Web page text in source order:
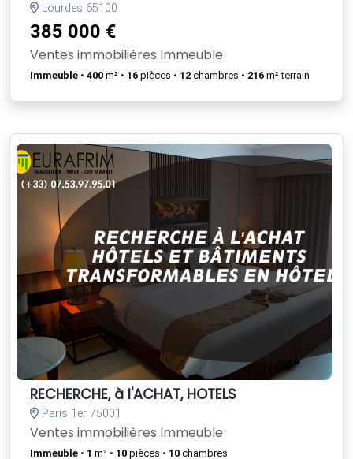
Lourdes 65100
385 000 €
Ventes immobilières Immeuble
Immeuble • 400 m² • 16 pièces • 12 chambres • 216 m² terrain
RECHERCHE, à l'ACHAT, HOTELS
Paris 1er 75001
Ventes immobilières Immeuble
Immeuble • 1 m² • 10 pièces • 10 chambres